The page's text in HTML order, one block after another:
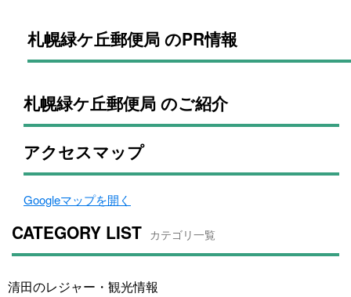
札幌緑ケ丘郵便局 のPR情報
札幌緑ケ丘郵便局 のご紹介
アクセスマップ
Googleマップを開く
CATEGORY LIST カテゴリ一覧
清田のレジャー・観光情報